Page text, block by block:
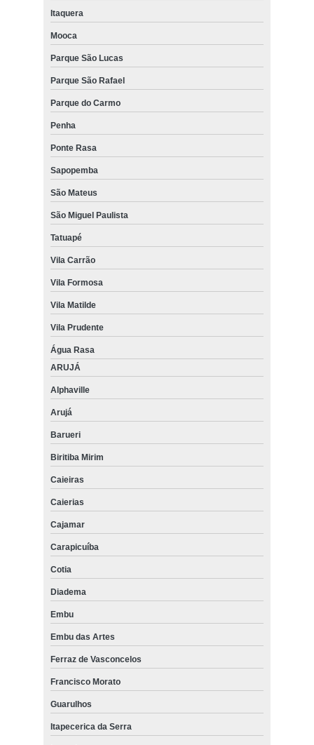
Itaquera
Mooca
Parque São Lucas
Parque São Rafael
Parque do Carmo
Penha
Ponte Rasa
Sapopemba
São Mateus
São Miguel Paulista
Tatuapé
Vila Carrão
Vila Formosa
Vila Matilde
Vila Prudente
Água Rasa
ARUJÁ
Alphaville
Arujá
Barueri
Biritiba Mirim
Caieiras
Caierias
Cajamar
Carapicuíba
Cotia
Diadema
Embu
Embu das Artes
Ferraz de Vasconcelos
Francisco Morato
Guarulhos
Itapecerica da Serra